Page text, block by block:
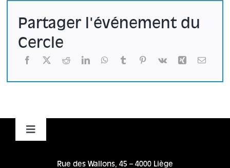
Partager l'événement du
Cercle
Toggle
Rue des Wallons, 45 – 4000 Liège